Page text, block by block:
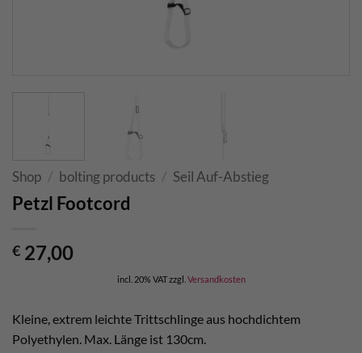
Shop / bolting products / Seil Auf-Abstieg
Petzl Footcord
€ 27,00
incl. 20% VATzzgl. Versandkosten
Kleine, extrem leichte Trittschlinge aus hochdichtem
Polyethylen. Max. Länge ist 130cm.